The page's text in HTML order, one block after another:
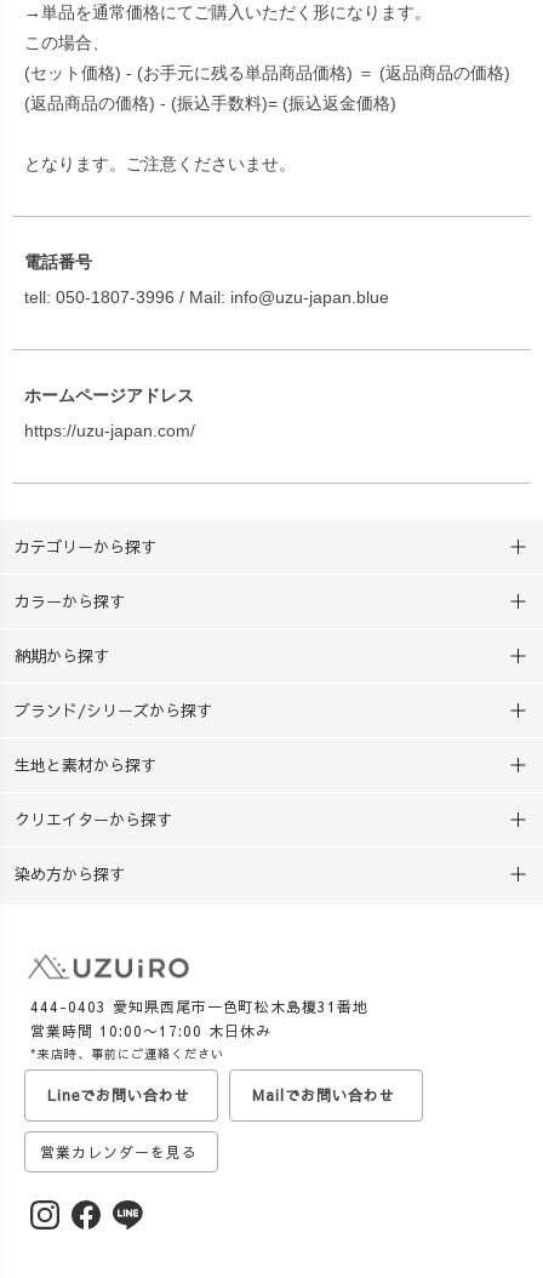
→単品を通常価格にてご購入いただく形になります。
この場合、
(セット価格) - (お手元に残る単品商品価格) ＝ (返品商品の価格)
(返品商品の価格) - (振込手数料)= (振込返金価格)
となります。ご注意くださいませ。
電話番号
tell: 050-1807-3996 / Mail: info@uzu-japan.blue
ホームページアドレス
https://uzu-japan.com/
カテゴリーから探す
カラーから探す
納期から探す
ブランド/シリーズから探す
生地と素材から探す
クリエイターから探す
染め方から探す
444-0403 愛知県西尾市一色町松木島榎31番地
営業時間 10:00〜17:00 木日休み
*来店時、事前にご連絡ください
Lineでお問い合わせ Mailでお問い合わせ
営業カレンダーを見る